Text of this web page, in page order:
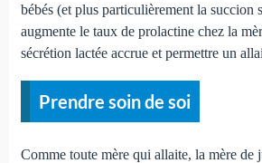
bébés (et plus particulièrement la succion
augmente le taux de prolactine chez la
sécrétion lactée accrue et permettre un
Prendre soin de soi
Comme toute mère qui allaite, la mère de